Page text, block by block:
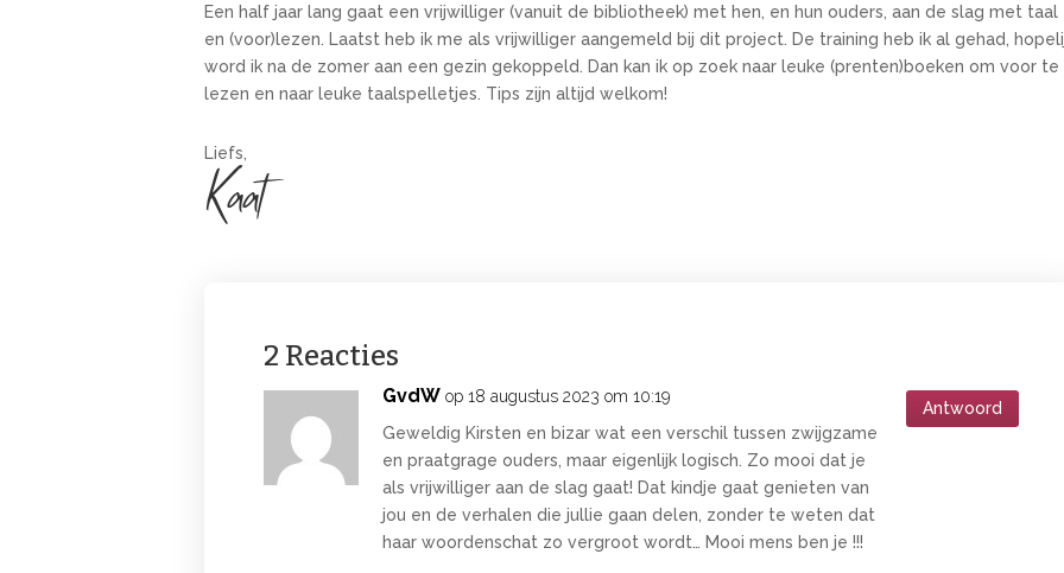
Een half jaar lang gaat een vrijwilliger (vanuit de bibliotheek) met hen, en hun ouders, aan de slag met taal
en (voor)lezen. Laatst heb ik me als vrijwilliger aangemeld bij dit project. De training heb ik al gehad,
word ik na de zomer aan een gezin gekoppeld. Dan kan ik op zoek naar leuke (prenten)boeken om voor te
lezen en naar leuke taalspelletjes. Tips zijn altijd welkom!
Liefs,
Kaat
2 Reacties
GvdW op 18 augustus 2023 om 10:19
Geweldig Kirsten en bizar wat een verschil tussen zwijgzame
en praatgrage ouders, maar eigenlijk logisch. Zo mooi dat je
als vrijwilliger aan de slag gaat! Dat kindje gaat genieten van
jou en de verhalen die jullie gaan delen, zonder te weten dat
haar woordenschat zo vergroot wordt… Mooi mens ben je !!!
Antwoord